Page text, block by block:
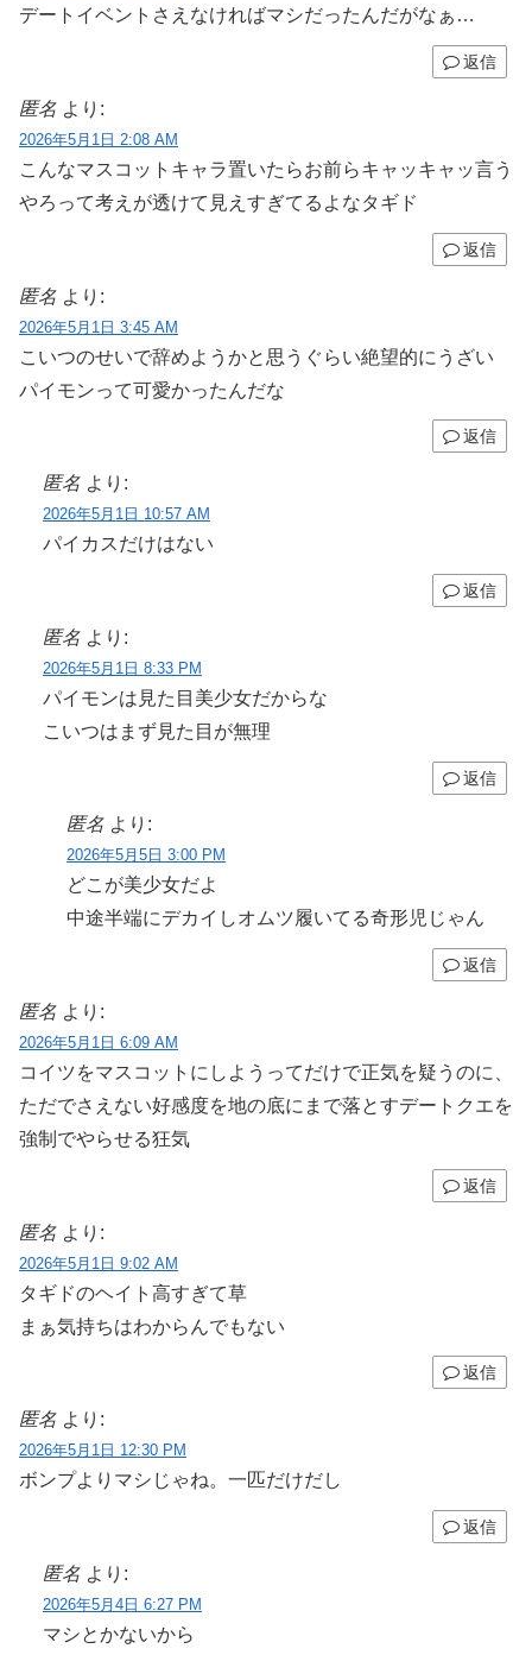
デートイベントさえなければマシだったんだがなぁ…
返信
匿名 より:
2026年5月1日 2:08 AM
こんなマスコットキャラ置いたらお前らキャッキャッ言う
やろって考えが透けて見えすぎてるよなタギド
返信
匿名 より:
2026年5月1日 3:45 AM
こいつのせいで辞めようかと思うぐらい絶望的にうざい
パイモンって可愛かったんだな
返信
匿名 より:
2026年5月1日 10:57 AM
パイカスだけはない
返信
匿名 より:
2026年5月1日 8:33 PM
パイモンは見た目美少女だからな
こいつはまず見た目が無理
返信
匿名 より:
2026年5月5日 3:00 PM
どこが美少女だよ
中途半端にデカイしオムツ履いてる奇形児じゃん
返信
匿名 より:
2026年5月1日 6:09 AM
コイツをマスコットにしようってだけで正気を疑うのに、
ただでさえない好感度を地の底にまで落とすデートクエを
強制でやらせる狂気
返信
匿名 より:
2026年5月1日 9:02 AM
タギドのヘイト高すぎて草
まぁ気持ちはわからんでもない
返信
匿名 より:
2026年5月1日 12:30 PM
ボンプよりマシじゃね。一匹だけだし
返信
匿名 より:
2026年5月4日 6:27 PM
マシとかないから